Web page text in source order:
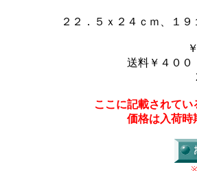
２２．５ｘ２４ｃｍ、１
送料￥４００
ここに記載されて
価格は入荷時